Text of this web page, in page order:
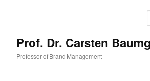
Prof. Dr. Carsten
Professor of Brand Management